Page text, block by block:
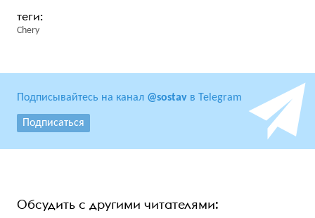
Chery
Подписывайтесь на канал @sostav в Telegram
Подписаться
Обсудить с другими читателями: